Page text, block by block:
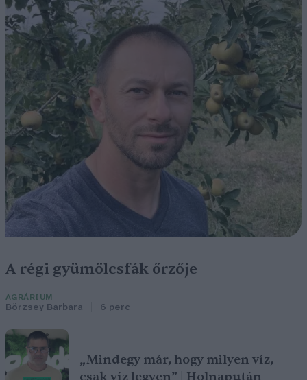
A régi gyümölcsfák őrzője
AGRÁRIUM
Börzsey Barbara 6 perc
„Mindegy már, hogy milyen víz,
csak víz legyen” | Holnapután